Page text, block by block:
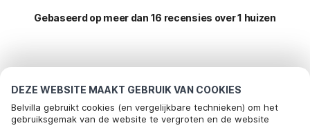
DEZE WEBSITE MAAKT GEBRUIK VAN COOKIES
Belvilla gebruikt cookies (en vergelijkbare technieken) om het
gebruiksgemak van de website te vergroten en de website
Gebaseerd op meer dan 16 recensies over 1 huizen
vakantie
Populaire voorzieningen voor vakantie in Mecklenburg